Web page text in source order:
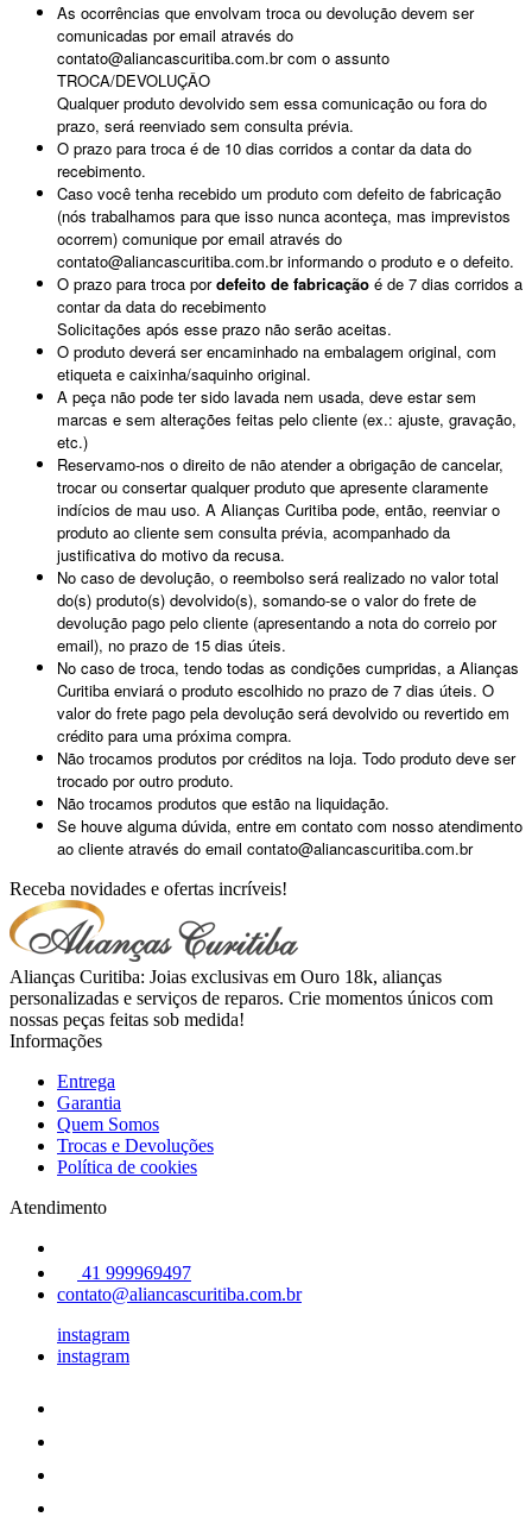
As ocorrências que envolvam troca ou devolução devem ser
comunicadas por email através do
contato@aliancascuritiba.com.br com o assunto
TROCA/DEVOLUÇÂO
Qualquer produto devolvido sem essa comunicação ou fora do
prazo, será reenviado sem consulta prévia.
O prazo para troca é de 10 dias corridos a contar da data do
recebimento.
Caso você tenha recebido um produto com defeito de fabricação
(nós trabalhamos para que isso nunca aconteça, mas imprevistos
ocorrem) comunique por email através do
contato@aliancascuritiba.com.br informando o produto e o defeito.
O prazo para troca pordefeito de fabricação é de 7 dias corridos a
contar da data do recebimento
Solicitações após esse prazo não serão aceitas.
O produto deverá ser encaminhado na embalagem original, com
etiqueta e caixinha/saquinho original.
A peça não pode ter sido lavada nem usada, deve estar sem
marcas e sem alterações feitas pelo cliente (ex.: ajuste, gravação,
etc.)
Reservamo-nos o direito de não atender a obrigação de cancelar,
trocar ou consertar qualquer produto que apresente claramente
indícios de mau uso. A Alianças Curitiba pode, então, reenviar o
produto ao cliente sem consulta prévia, acompanhado da
justificativa do motivo da recusa.
No caso de devolução, o reembolso será realizado no valor total
do(s) produto(s) devolvido(s), somando-se o valor do frete de
devolução pago pelo cliente (apresentando a nota do correio por
email), no prazo de 15 dias úteis.
No caso de troca, tendo todas as condições cumpridas, a Alianças
Curitiba enviará o produto escolhido no prazo de 7 dias úteis. O
valor do frete pago pela devolução será devolvido ou revertido em
crédito para uma próxima compra.
Não trocamos produtos por créditos na loja. Todo produto deve ser
trocado por outro produto.
Não trocamos produtos que estão na liquidação.
Se houve alguma dúvida, entre em contato com nosso atendimento
ao cliente através do email contato@aliancascuritiba.com.br
Receba novidades e ofertas incríveis!
Alianças Curitiba: Joias exclusivas em Ouro 18k, alianças
personalizadas e serviços de reparos. Crie momentos únicos com
nossas peças feitas sob medida!
Informações
Entrega
Garantia
Quem Somos
Trocas e Devoluções
Política de cookies
Atendimento
41 999969497
contato@aliancascuritiba.com.br
instagram
instagram